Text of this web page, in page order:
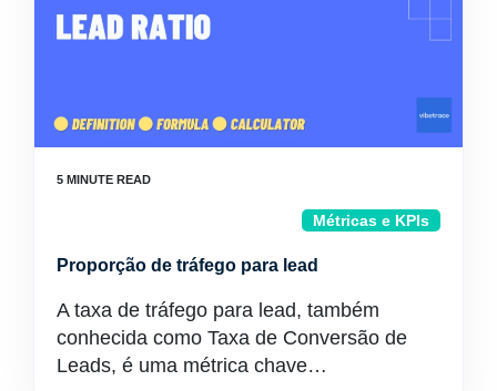
Métricas e KPIs
Proporção de tráfego para lead
A taxa de tráfego para lead, também
conhecida como Taxa de Conversão de
Leads, é uma métrica chave…